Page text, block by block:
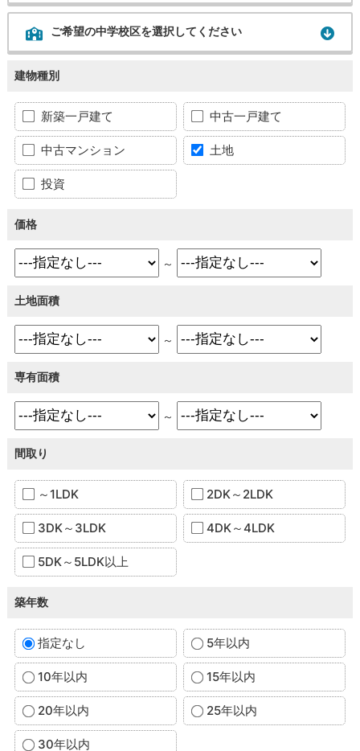
ご希望の中学校区を選択してください
建物種別
新築一戸建て 中古一戸建て
中古マンション 土地
投資
価格
～
土地面積
～
専有面積
～
間取り
～1LDK 2DK～2LDK
3DK～3LDK 4DK～4LDK
5DK～5LDK以上
築年数
指定なし 5年以内
10年以内 15年以内
20年以内 25年以内
30年以内